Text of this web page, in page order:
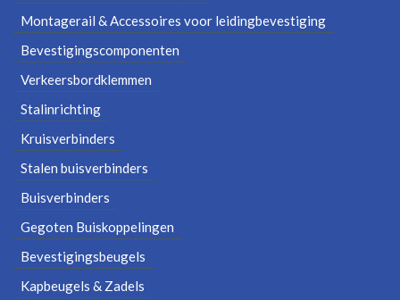
Montagerail & Accessoires voor leidingbevestiging
Bevestigingscomponenten
Verkeersbordklemmen
Stalinrichting
Kruisverbinders
Stalen buisverbinders
Buisverbinders
Gegoten Buiskoppelingen
Bevestigingsbeugels
Kapbeugels & Zadels